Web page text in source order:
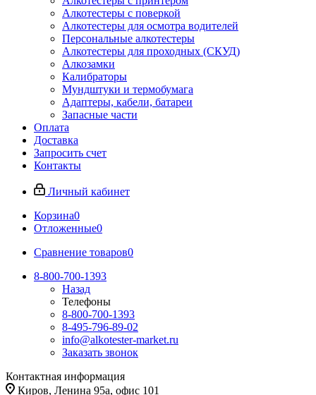
Алкотестеры с поверкой
Алкотестеры для осмотра водителей
Персональные алкотестеры
Алкотестеры для проходных (СКУД)
Алкозамки
Калибраторы
Мундштуки и термобумага
Адаптеры, кабели, батареи
Запасные части
Оплата
Доставка
Запросить счет
Контакты
Личный кабинет
Корзина0
Отложенные0
Сравнение товаров0
8-800-700-1393
Назад
Телефоны
8-800-700-1393
8-495-796-89-02
info@alkotester-market.ru
Заказать звонок
Контактная информация
Киров, Ленина 95а, офис 101